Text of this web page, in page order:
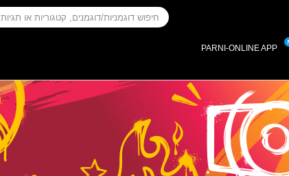
PARNI-ONLINE APP